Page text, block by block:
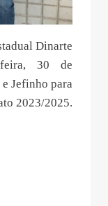
Dinarte
feira, 30 de
Jefinho para
2023/2025.